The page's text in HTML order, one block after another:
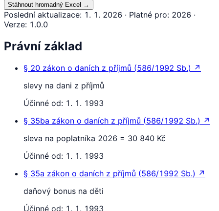
Stáhnout hromadný Excel →
Poslední aktualizace: 1. 1. 2026 · Platné pro: 2026 ·
Verze: 1.0.0
Právní základ
§ 20 zákon o daních z příjmů (586/1992 Sb.) ↗
slevy na dani z příjmů
Účinné od: 1. 1. 1993
§ 35ba zákon o daních z příjmů (586/1992 Sb.) ↗
sleva na poplatníka 2026 = 30 840 Kč
Účinné od: 1. 1. 1993
§ 35a zákon o daních z příjmů (586/1992 Sb.) ↗
daňový bonus na děti
Účinné od: 1. 1. 1993